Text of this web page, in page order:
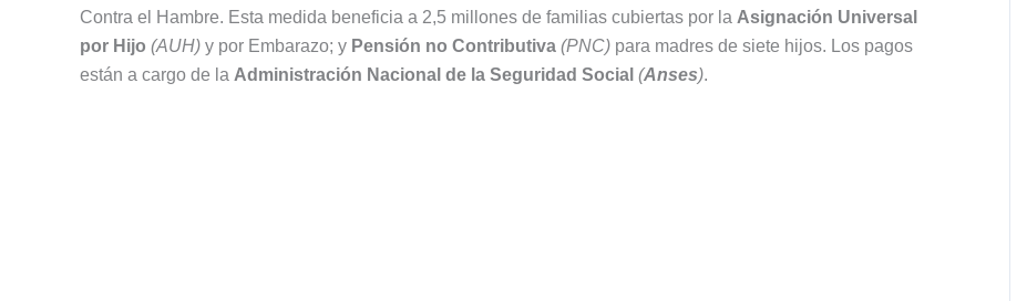
Contra el Hambre. Esta medida beneficia a 2,5 millones de familias cubiertas por la Asignación Universal
por Hijo (AUH) y por Embarazo; y Pensión no Contributiva (PNC) para madres de siete hijos. Los pagos
están a cargo de la Administración Nacional de la Seguridad Social (Anses).